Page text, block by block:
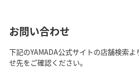
お問い合わせ
下記のYAMADA公式サイトの店舗検索
せ先をご確認ください。